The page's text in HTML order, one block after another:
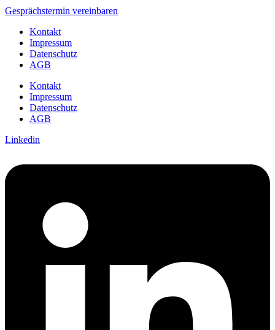
Gesprächstermin vereinbaren
Kontakt
Impressum
Datenschutz
AGB
Kontakt
Impressum
Datenschutz
AGB
Linkedin